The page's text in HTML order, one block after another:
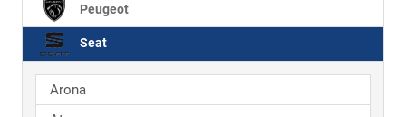
Peugeot
Seat
Arona